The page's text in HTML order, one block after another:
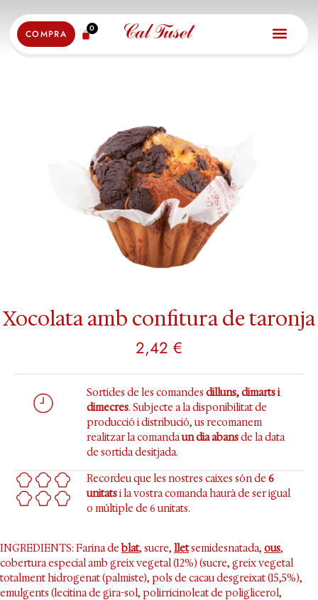
0
COMPRA
Xocolata amb confitura de taronja
2,42 €
Sortides de les comandes dilluns, dimarts i
dimecres. Subjecte a la disponibilitat de
producció i distribució, us recomanem
realitzar la comandaun dia abansde la data
de sortida desitjada.
Recordeu que les nostres caixes són de 6
unitatsi la vostra comanda haurà de ser igual
o múltiple de 6 unitats.
INGREDIENTS: Farina deblat, sucre, lletsemidesnatada, ous,
cobertura especial amb greix vegetal (12%) (sucre, greix vegetal
totalment hidrogenat (palmiste), pols de cacau desgreixat (15,5%),
emulgents (lecitina de gira-sol, polirricinoleat de poliglicerol,